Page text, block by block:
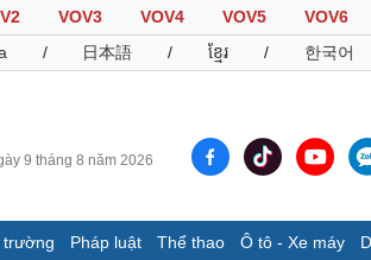
VOV3 VOV4 VOV5 VOV6
/ 日本語 / ខ្មែរ / 한국어
9 tháng 8 năm 2026
trường Pháp luật Thể thao Ô tô - Xe máy